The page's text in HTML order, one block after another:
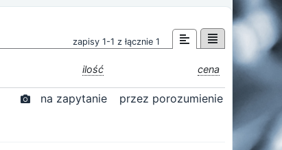
zapisy 1-1 z łącznie 1
ilość cena
na zapytanie przez porozumienie